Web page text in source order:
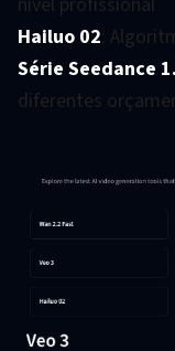
Hailuo 02:
Série Seedance
diferentes